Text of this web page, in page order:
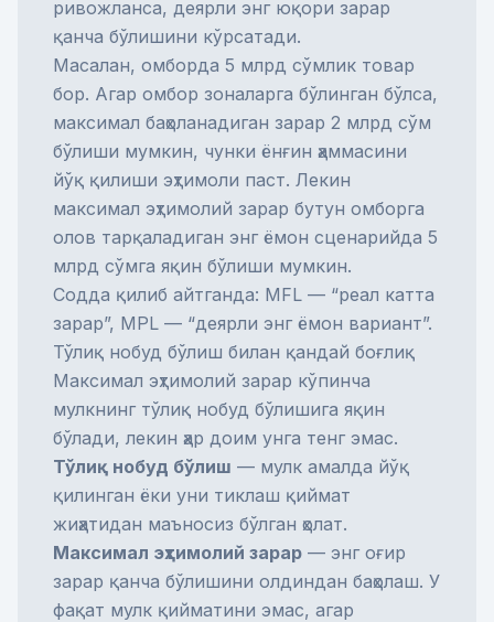
ривожланса, деярли энг юқори зарар
қанча бўлишини кўрсатади.
Масалан, омборда 5 млрд сўмлик товар
бор. Агар омбор зоналарга бўлинган бўлса,
максимал баҳоланадиган зарар 2 млрд сўм
бўлиши мумкин, чунки ёнғин ҳаммасини
йўқ қилиши эҳтимоли паст. Лекин
максимал эҳтимолий зарар бутун омборга
олов тарқаладиган энг ёмон сценарийда 5
млрд сўмга яқин бўлиши мумкин.
Содда қилиб айтганда: MFL — “реал катта
зарар”, MPL — “деярли энг ёмон вариант”.
Тўлиқ нобуд бўлиш билан қандай боғлиқ
Максимал эҳтимолий зарар кўпинча
мулкнинг тўлиқ нобуд бўлишига яқин
бўлади, лекин ҳар доим унга тенг эмас.
Тўлиқ нобуд бўлиш — мулк амалда йўқ
қилинган ёки уни тиклаш қиймат
жиҳатидан маъносиз бўлган ҳолат.
Максимал эҳтимолий зарар — энг оғир
зарар қанча бўлишини олдиндан баҳолаш. У
фақат мулк қийматини эмас, агар